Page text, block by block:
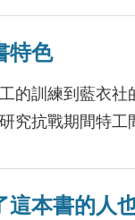
特色
的訓練到藍衣社
究抗戰期間特工
這本書的人